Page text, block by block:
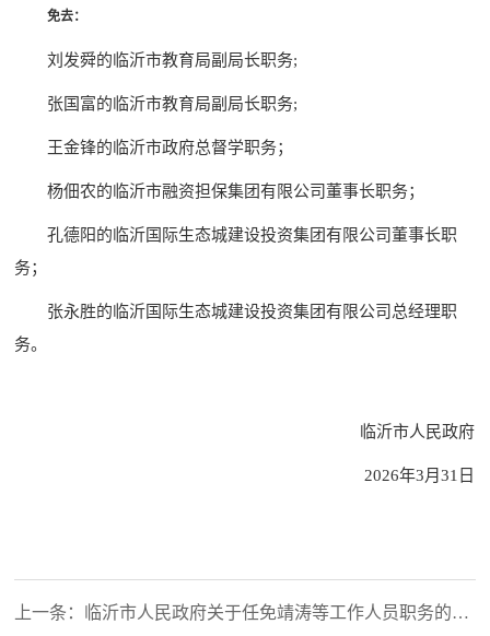
免去：
刘发舜的临沂市教育局副局长职务;
张国富的临沂市教育局副局长职务;
王金锋的临沂市政府总督学职务；
杨佃农的临沂市融资担保集团有限公司董事长职务；
孔德阳的临沂国际生态城建设投资集团有限公司董事长职
务；
张永胜的临沂国际生态城建设投资集团有限公司总经理职
务。
临沂市人民政府
2026年3月31日
上一条：临沂市人民政府关于任免靖涛等工作人员职务的通